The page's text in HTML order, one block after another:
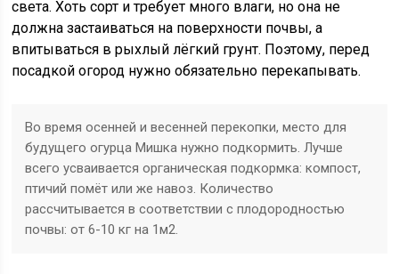
света. Хоть сорт и требует много влаги, но она не
должна застаиваться на поверхности почвы, а
впитываться в рыхлый лёгкий грунт. Поэтому, перед
посадкой огород нужно обязательно перекапывать.
Во время осенней и весенней перекопки, место для
будущего огурца Мишка нужно подкормить. Лучше
всего усваивается органическая подкормка: компост,
птичий помёт или же навоз. Количество
рассчитывается в соответствии с плодородностью
почвы: от 6-10 кг на 1м2.